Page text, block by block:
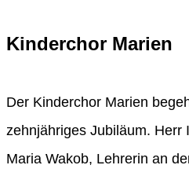
Kinderchor Marien
Der Kinderchor Marien
zehnjähriges Jubiläum. Herr
Maria Wakob, Lehrerin an